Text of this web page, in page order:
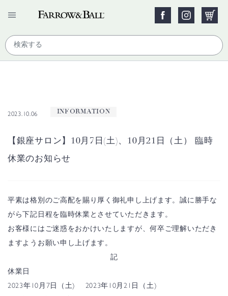
2023.10.06 INFORMATION
【銀座サロン】10月7日(土)、10月21日（土） 臨時
休業のお知らせ
平素は格別のご高配を賜り厚く御礼申し上げます。誠に勝手な
がら 下記日程を臨時休業とさせていただきます。
お客様にはご迷惑をおかけいたしますが、何卒ご理解いただき
ますようお願い申し上げます。
記
休業日
2023年10月7日（土) 2023年10月21日（土)